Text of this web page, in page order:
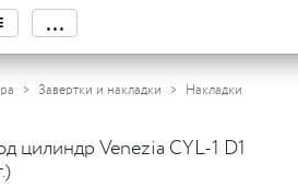
...
Завертки и накладки
Накладки
цилиндр Venezia CYL-1 D1